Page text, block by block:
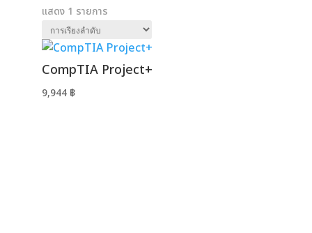
แสดง 1 รายการ
CompTIA Project+
9,944 ฿